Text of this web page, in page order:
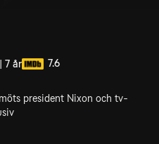
7 år 7.6
president Nixon och tv-